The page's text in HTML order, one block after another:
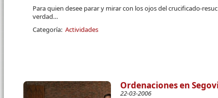
Para quien desee parar y mirar con los ojos del crucificado-
verdad…
Categoría: Actividades
Ordenaciones en
22-03-2006